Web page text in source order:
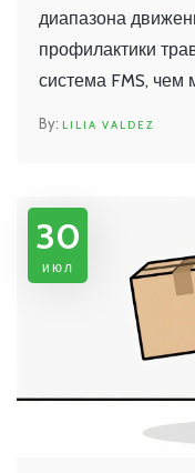
диапазона
профилактики
система FMS, чем
LILIA VALDEZ
30
июл